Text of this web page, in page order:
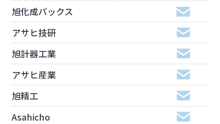
旭化成パックス
アサヒ技研
旭計器工業
アサヒ産業
旭精工
Asahicho